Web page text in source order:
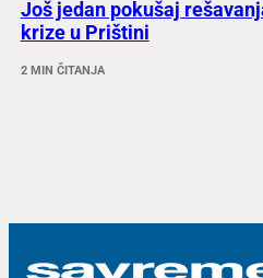
Još jedan pokušaj
krize u Prištini
2 MIN ČITANJA